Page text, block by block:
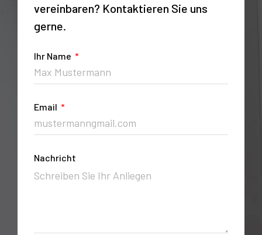
vereinbaren? Kontaktieren Sie uns
gerne.
Ihr Name
Email
Nachricht